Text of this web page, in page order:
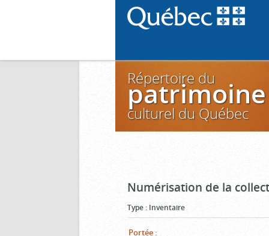
Répertoire du
patrimoine
culturel du Québec
Numérisation de la
Type : Inventaire
Portée :